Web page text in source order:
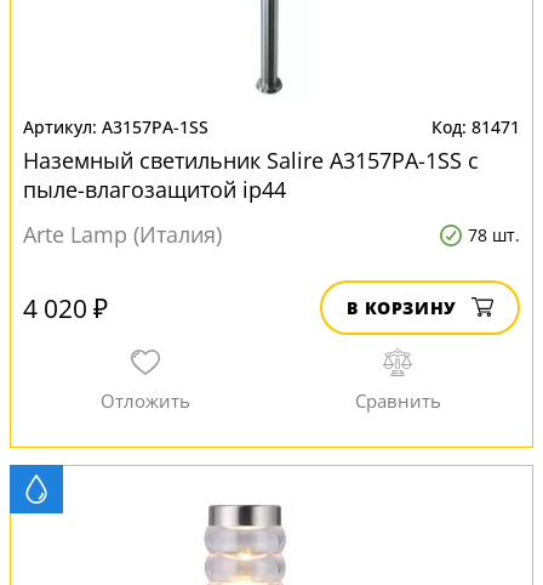
A3157PA-1SS 81471
Наземный светильник Salire A3157PA-1SS с
пыле-влагозащитой ip44
Arte Lamp (Италия)
78 шт.
4 020 ₽ В КОРЗИНУ